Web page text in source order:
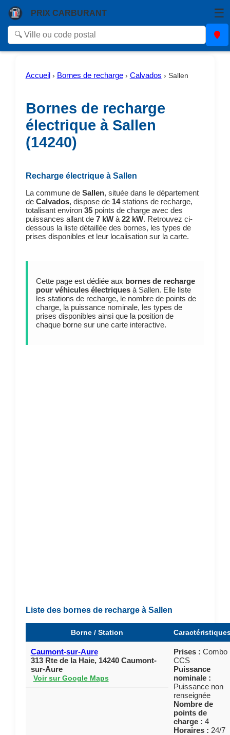
PRIX CARBURANT ☰
Accueil › Bornes de recharge› Calvados › Sallen
Bornes de recharge
électrique à Sallen
(14240)
Recharge électrique à Sallen
La commune de Sallen, située dans le département
de Calvados, dispose de 14stations de recharge,
totalisant environ 35points de charge avec des
puissances allant de 7 kWà 22 kW. Retrouvez ci-
dessous la liste détaillée des bornes, les types de
prises disponibles et leur localisation sur la carte.
Cette page est dédiée aux bornes de recharge
pour véhicules électriquesà Sallen. Elle liste
les stations de recharge, le nombre de points de
charge, la puissance nominale, les types de
prises disponibles ainsi que la position de
chaque borne sur une carte interactive.
Liste des bornes de recharge à Sallen
Borne / Station
Caumont-sur-Aure
313 Rte de la Haie, 14240 Caumont-
sur-Aure
Voir sur Google Maps
Prises : Combo
CCS
Puissance
nominale :
Puissance non
renseignée
Nombre de
points de
charge : 4
Horaires : 24/7